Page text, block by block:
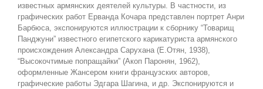
известных армянских деятелей культуры. В частности, из
графических работ Ерванда Кочара представлен портрет Анри
Барбюса, экспонируются иллюстрации к сборнику “Товарищ
Панджуни” известного египетского карикатуриста армянского
происхождения Александра Сарухана (Е.Отян, 1938),
“Высокочтимые попращайки” (Акоп Паронян, 1962),
оформленные Жансером книги французских авторов,
графические работы Эдгара Шагина, и др. Экспонируются и